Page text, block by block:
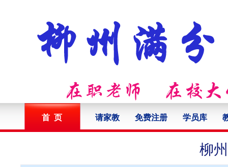
首 页 请家教 免费注册 学员库
柳